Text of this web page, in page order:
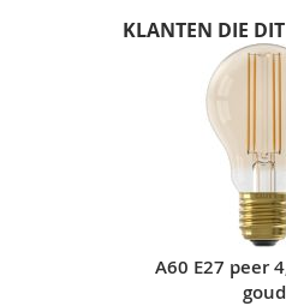
KLANTEN DIE
carousel
A60 E27 peer
goud